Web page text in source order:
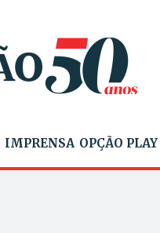
IMPRENSA OPÇÃO PLAY